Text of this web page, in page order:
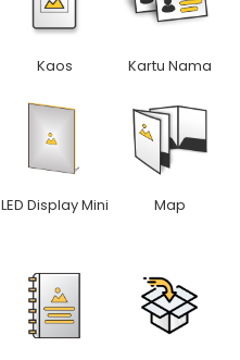
Kaos Kartu Nama
LED Display Mini Map